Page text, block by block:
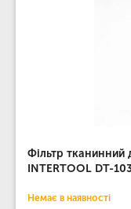
Фільтр
INTERTOOL DT-
Немає в наявності